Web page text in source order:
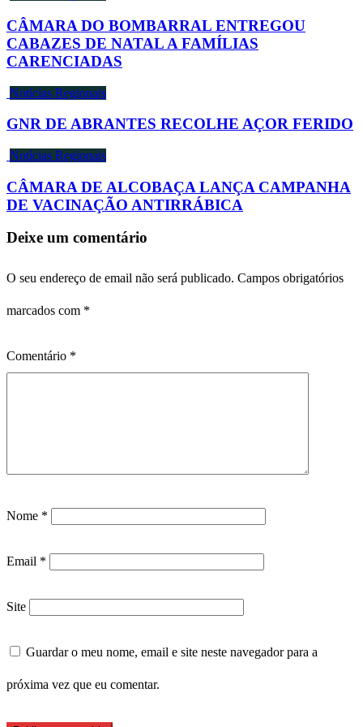
CÂMARA DO BOMBARRAL ENTREGOU
CABAZES DE NATAL A FAMÍLIAS
CARENCIADAS
Notícias Regionais
GNR DE ABRANTES RECOLHE AÇOR FERIDO
Notícias Regionais
CÂMARA DE ALCOBAÇA LANÇA CAMPANHA
DE VACINAÇÃO ANTIRRÁBICA
Deixe um comentário
O seu endereço de email não será publicado. Campos obrigatórios
marcados com *
Comentário *
Nome *
Email *
Site
Guardar o meu nome, email e site neste navegador para a
próxima vez que eu comentar.